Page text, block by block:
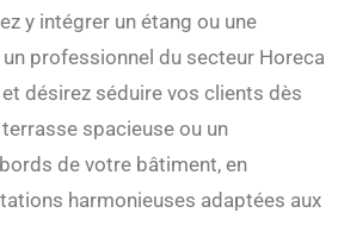
y intégrer un étang ou une
professionnel du secteur Horeca
et désirez séduire vos clients dès
terrasse spacieuse ou un
de votre bâtiment, en
harmonieuses adaptées aux